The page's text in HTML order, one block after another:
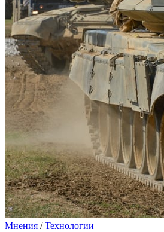
Мнения /Технологии